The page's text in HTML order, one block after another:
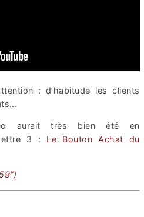
: d’habitude les clients
aurait très bien été en
3 : Le Bouton Achat du